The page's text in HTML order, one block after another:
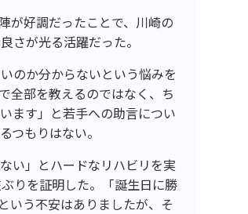
が好調だったことで、川崎の
さが光る活躍だった。
のか分からないという悩みを
全部を教えるのではなく、ち
ます」と若手への助言につい
つもりはない。
い」とハードなリハビリを実
りを証明した。「誕生日に勝
いう不安はありましたが、そ